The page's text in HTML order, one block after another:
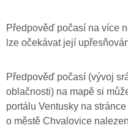
Předpověď počasí na více
lze očekávat její
Předpověď počasí (vývoj
oblačnosti) na mapě si
portálu Ventusky na stránce
o městě Chvalovice